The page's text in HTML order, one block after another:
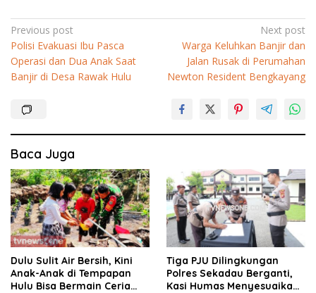
Navigasi
pos
Previous post
Polisi Evakuasi Ibu Pasca
Operasi dan Dua Anak Saat
Banjir di Desa Rawak Hulu
Next post
Warga Keluhkan Banjir dan
Jalan Rusak di Perumahan
Newton Resident Bengkayang
Baca Juga
Dulu Sulit Air Bersih, Kini
Anak-Anak di Tempapan
Hulu Bisa Bermain Ceria
Tiga PJU Dilingkungan
Polres Sekadau Berganti,
Kasi Humas Menyesuaikan